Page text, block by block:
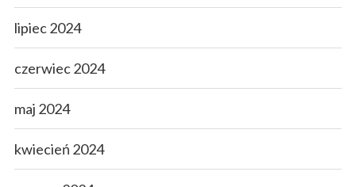
lipiec 2024
czerwiec 2024
maj 2024
kwiecień 2024